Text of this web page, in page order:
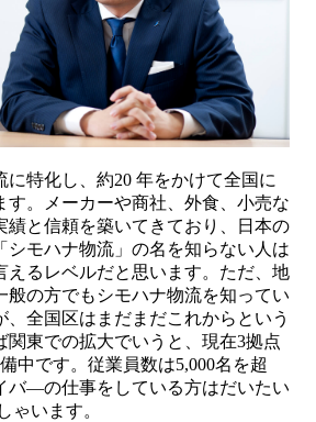
に特化し、約20 年をかけて全国に
す。メーカーや商社、外食、小売な
績と信頼を築いてきており、日本の
シモハナ物流」の名を知らない人は
えるレベルだと思います。ただ、地
般の方でもシモハナ物流を知ってい
、全国区はまだまだこれからという
関東での拡大でいうと、現在3拠点
中です。従業員数は5,000名を超
バ―の仕事をしている方はだいたい
ゃいます。